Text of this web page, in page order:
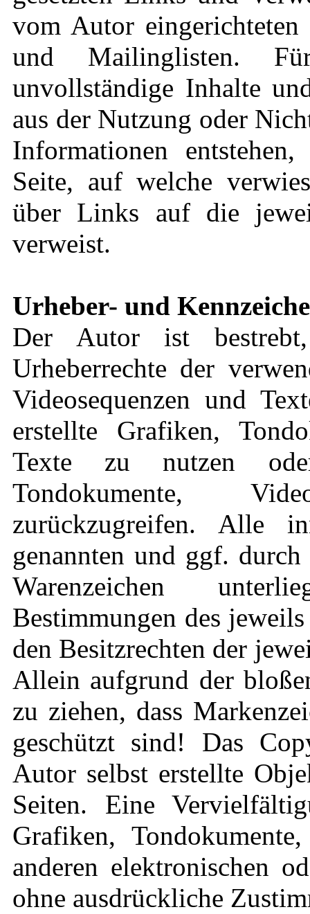
vom Autor eingerichteten
und Mailinglisten.
unvollständige Inhalte
aus der Nutzung oder
Informationen
Seite, auf welche
über Links auf die
verweist.
Urheber- und
Der Autor ist
Urheberrechte der
Videosequenzen und
erstellte Grafiken,
Texte zu nutzen
Tondokumente,
zurückzugreifen. Alle
genannten und ggf.
Warenzeichen
Bestimmungen des
den Besitzrechten der
Allein aufgrund der
zu ziehen, dass
geschützt sind! Das
Autor selbst erstellte
Seiten. Eine
Grafiken,
anderen elektronischen
ohne ausdrückliche